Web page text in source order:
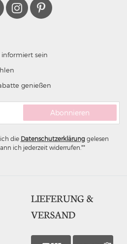
sein
genießen
Abonnieren
die Daten­schutz­erklärunggelesen
ich jederzeit widerrufen.**
LIEFERUNG &
VERSAND